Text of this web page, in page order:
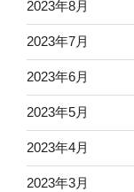
2023年8月
2023年7月
2023年6月
2023年5月
2023年4月
2023年3月